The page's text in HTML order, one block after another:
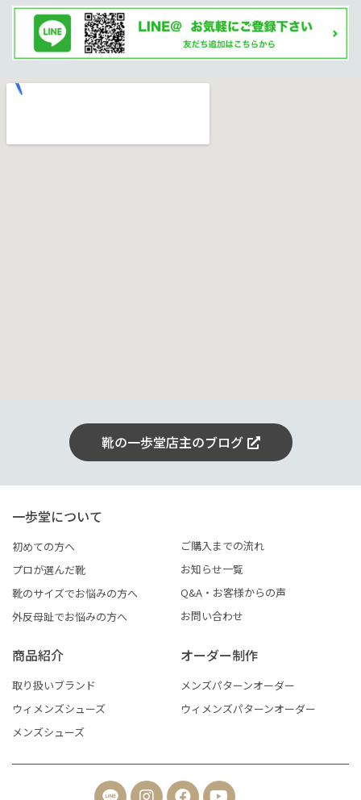
靴の一歩堂店主のブログ
一歩堂について
初めての方へ
プロが選んだ靴
靴のサイズでお悩みの方へ
外反母趾でお悩みの方へ
ご購入までの流れ
お知らせ一覧
Q&A・お客様からの声
お問い合わせ
商品紹介
取り扱いブランド
ウィメンズシューズ
メンズシューズ
オーダー制作
メンズパターンオーダー
ウィメンズパターンオーダー